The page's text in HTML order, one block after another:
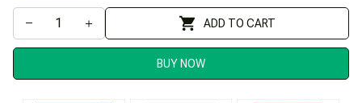
ADD TO CART
BUY NOW